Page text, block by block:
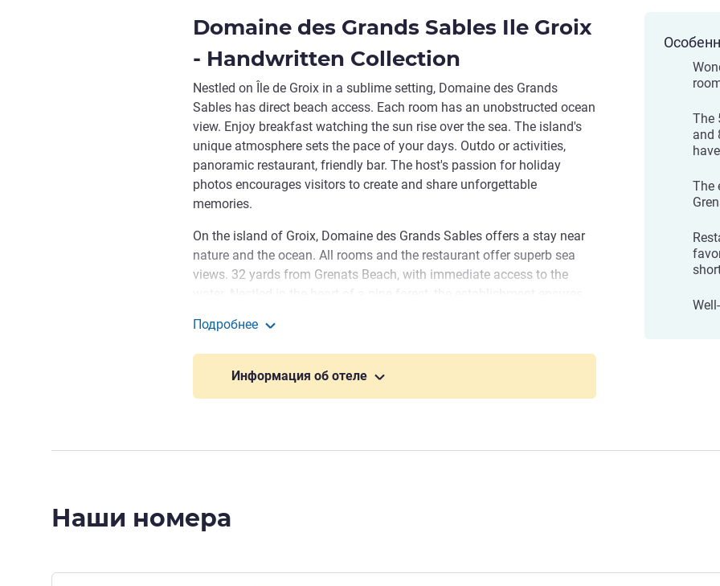
Domaine des Grands Sables Ile Groix
- Handwritten Collection
Nestled on Île de Groix in a sublime setting, Domaine des Grands
Sables has direct beach access. Each room has an unobstructed ocean
view. Enjoy breakfast watching the sun rise over the sea. The island's
unique atmosphere sets the pace of your days. Outdo or activities,
panoramic restaurant, friendly bar. The host's passion for holiday
photos encourages visitors to create and share unforgettable
memories.
On the island of Groix, Domaine des Grands Sables offers a stay near
nature and the ocean. All rooms and the restaurant offer superb sea
views. 32 yards from Grenats Beach, with immediate access to the
water. Nestled in the heart of a pine forest, the establishment ensures
comfort and independence for a perfect stay in Brittany.
fine sandy beaches, cliffs, coastal paths and a pretty village. Ideal for
hiking, cycling and discovering unique natural heritage
M. Sylvain DELANCHY Управление отелем
Подробнее
Информация об отеле
The
and
The
Наши номера